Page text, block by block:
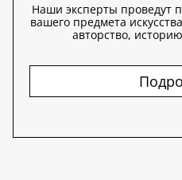
Наши эксперты проведут
вашего предмета
авторство,